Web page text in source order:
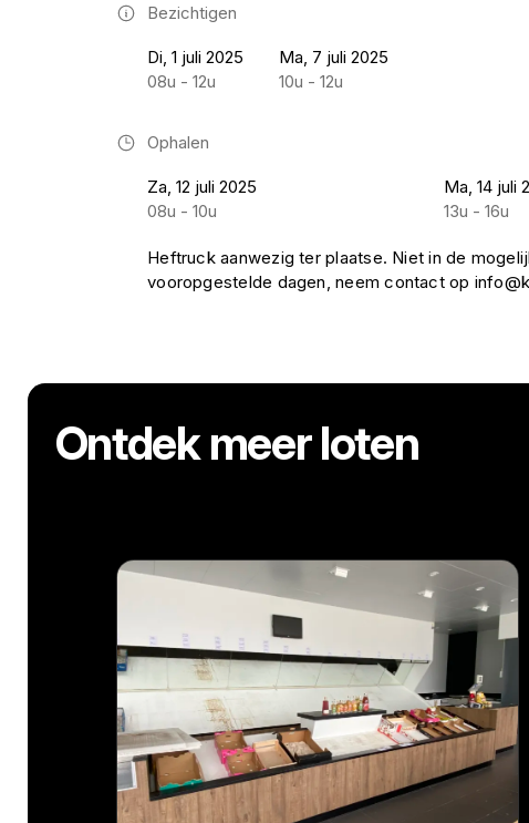
Bezichtigen
Di, 1 juli 2025
08u - 12u
Ma, 7 juli 2025
10u - 12u
Ophalen
Za, 12 juli 2025
08u - 10u
Ma, 14 juli
13u - 16u
Heftruck aanwezig ter plaatse. Niet in de
vooropgestelde dagen, neem contact op
Ontdek meer loten